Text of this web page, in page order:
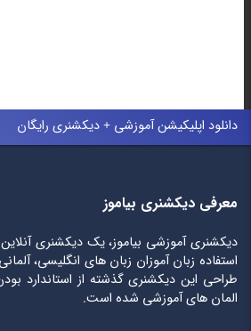
دانلود اپلیکیشن آموزشی + دیکشنری رایگان
معرفی دیکشنری بیاموز
دیکشنری آموزشی بیاموز، یک دیکشنری
استفاده زبان آموزان زبان های انگلیسی،
طراحی این دیکشنری گذشته از استاندارد
المان های آموزشی شده است.